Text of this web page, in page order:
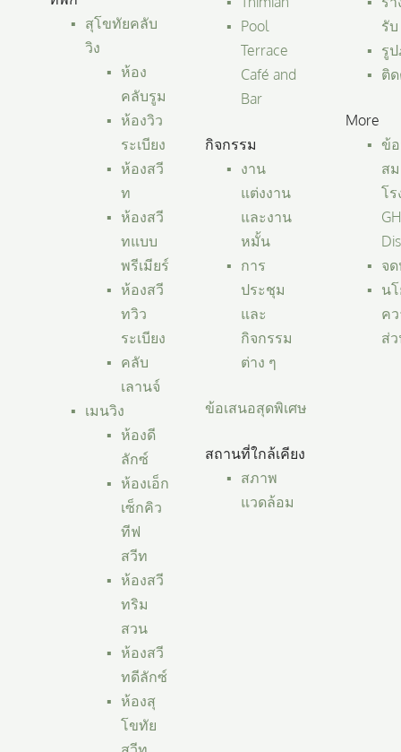
สุโขทัยคลับ
วิง
ห้อง
คลับรูม
ห้องวิว
ระเบียง
ห้องสวี
ท
ห้องสวี
ทแบบ
พรีเมียร์
ห้องสวี
ทวิว
ระเบียง
คลับ
เลานจ์
เมนวิง
ห้องดี
ลักซ์
ห้องเอ็ก
เซ็กคิว
ทีฟ
สวีท
ห้องสวี
ทริม
สวน
ห้องสวี
ทดีลักซ์
ห้องสุ
โขทัย
Pool
Terrace
Café and
Bar
กิจกรรม
งาน
แต่งงาน
และงาน
หมั้น
การ
ประชุม
และ
กิจกรรม
ต่าง ๆ
ข้อเสนอสุดพิเศษ
สถานที่ใกล้เคียง
สภาพ
แวดล้อม
รับ
รู
ติ
More
ข้
ส
โ
จ
น
ค
ส่